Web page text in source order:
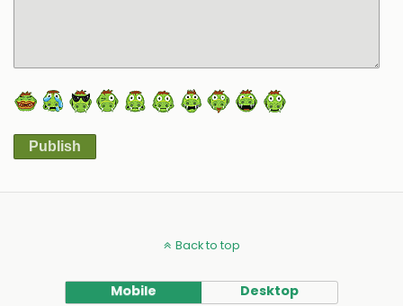
Publish
Back to top
Mobile Desktop